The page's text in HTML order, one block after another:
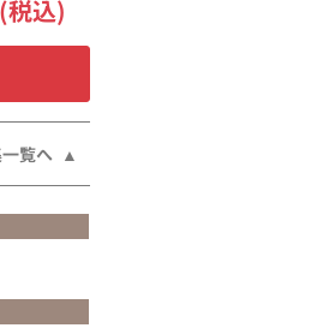
税込)
覧へ